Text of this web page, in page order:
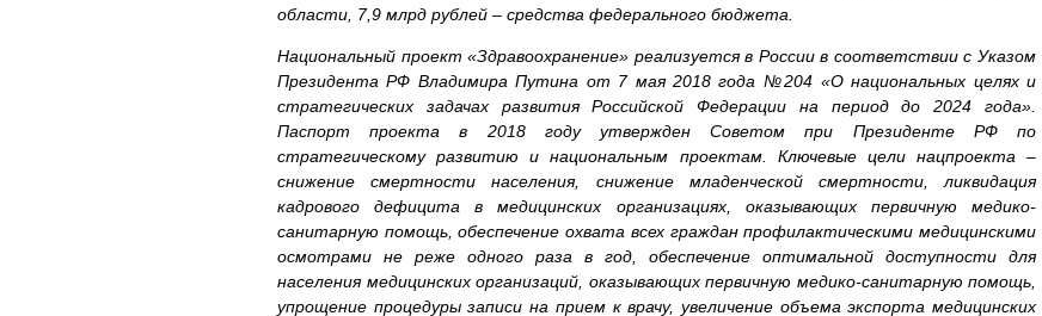
области, 7,9 млрд рублей – средства федерального бюджета.
Национальный проект «Здравоохранение» реализуется в России в соответствии с Указом
Президента РФ Владимира Путина от 7 мая 2018 года №204 «О национальных целях и
стратегических задачах развития Российской Федерации на период до 2024 года».
Паспорт проекта в 2018 году утвержден Советом при Президенте РФ по
стратегическому развитию и национальным проектам. Ключевые цели нацпроекта –
снижение смертности населения, снижение младенческой смертности, ликвидация
кадрового дефицита в медицинских организациях, оказывающих первичную медико-
санитарную помощь, обеспечение охвата всех граждан профилактическими медицинскими
осмотрами не реже одного раза в год, обеспечение оптимальной доступности для
населения медицинских организаций, оказывающих первичную медико-санитарную помощь,
упрощение процедуры записи на прием к врачу, увеличение объема экспорта медицинских